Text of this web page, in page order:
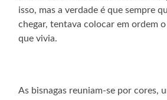
isso, mas a verdade é que sempre
chegar, tentava colocar em ordem
que vivia.
As bisnagas reuniam-se por cores,